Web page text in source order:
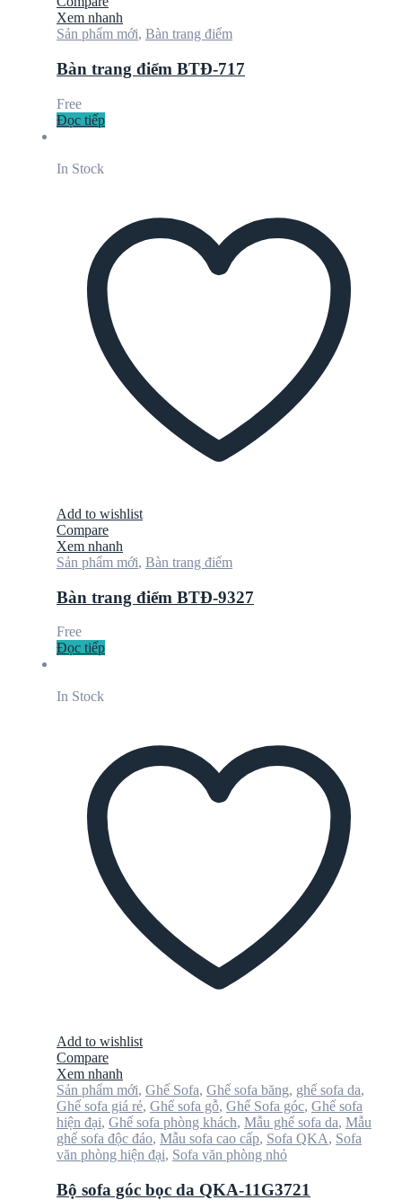
Xem nhanh
Sản phẩm mới, Bàn trang điểm
Bàn trang điểm BTĐ-717
Free
Đọc tiếp
In Stock
Add to wishlist
Compare
Xem nhanh
Sản phẩm mới, Bàn trang điểm
Bàn trang điểm BTĐ-9327
Free
Đọc tiếp
In Stock
Add to wishlist
Compare
Xem nhanh
Sản phẩm mới, Ghế Sofa, Ghế sofa băng, ghế sofa da,
Ghế sofa giá rẻ, Ghế sofa gỗ, Ghế Sofa góc, Ghế sofa
hiện đại, Ghế sofa phòng khách, Mẫu ghế sofa da, Mẫu
ghế sofa độc đáo, Mẫu sofa cao cấp, Sofa QKA, Sofa
văn phòng hiện đại, Sofa văn phòng nhỏ
Bộ sofa góc bọc da QKA-11G3721